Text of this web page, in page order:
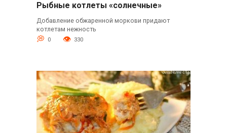
Рыбные котлеты «солнечные»
Добавление обжаренной моркови придают
котлетам нежность
0 330